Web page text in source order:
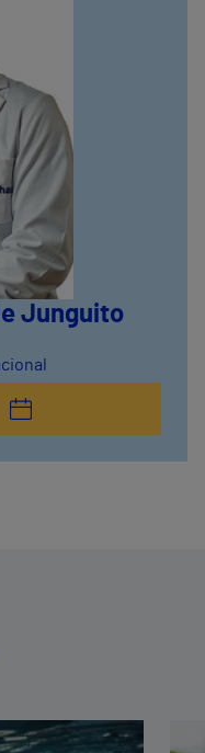
Junguito